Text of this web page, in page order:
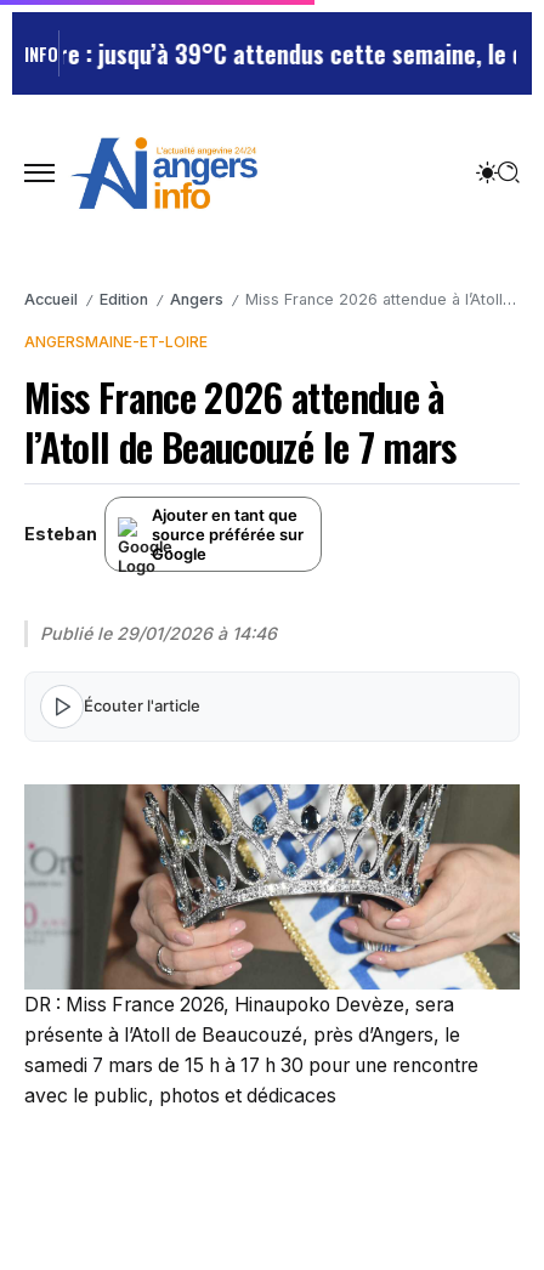
INFO: jusqu’à 39°C attendus cette semaine, le
Accueil / Edition / Angers / Miss France 2026 attendue à l’Atoll de Beaucouzé le 7 mars
ANGERSMAINE-ET-LOIRE
Miss France 2026 attendue à
l’Atoll de Beaucouzé le 7 mars
Esteban
Ajouter en tant que
source préférée sur
Google
Publié le 29/01/2026 à 14:46
Écouter l'article
DR : Miss France 2026, Hinaupoko Devèze, sera
présente à l’Atoll de Beaucouzé, près d’Angers, le
samedi 7 mars de 15 h à 17 h 30 pour une rencontre
avec le public, photos et dédicaces